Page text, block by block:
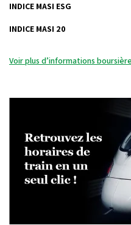
INDICE MASI ESG
INDICE MASI 20
Voir plus d’informations